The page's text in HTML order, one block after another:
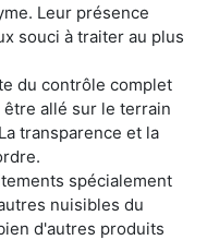
Leur présence
souci à traiter au plus
du contrôle complet
allé sur le terrain
transparence et la
spécialement
nuisibles du
d'autres produits